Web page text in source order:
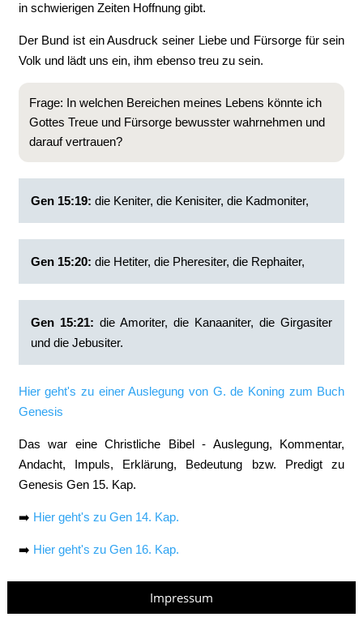
in schwierigen Zeiten Hoffnung gibt.
Der Bund ist ein Ausdruck seiner Liebe und Fürsorge für sein
Volk und lädt uns ein, ihm ebenso treu zu sein.
Frage: In welchen Bereichen meines Lebens könnte ich
Gottes Treue und Fürsorge bewusster wahrnehmen und
darauf vertrauen?
Gen 15:19: ‭die Keniter, die Kenisiter, die Kadmoniter,
Gen 15:20: ‭die Hetiter, die Pheresiter, die Rephaiter,
Gen 15:21: ‭die Amoriter, die Kanaaniter, die Girgasiter
und die Jebusiter.
Hier geht's zu einer Auslegung von G. de Koning zum Buch
Genesis
Das war eine Christliche Bibel - Auslegung, Kommentar,
Andacht, Impuls, Erklärung, Bedeutung bzw. Predigt zu
Genesis Gen 15. Kap.
➡️ Hier geht's zu Gen 14. Kap.
➡️ Hier geht's zu Gen 16. Kap.
Impressum